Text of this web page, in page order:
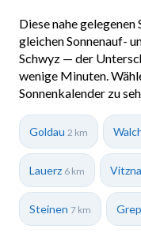
Diese nahe
gleichen Sonnenauf-
Schwyz — der
wenige Minuten.
Sonnenkalender zu
Goldau 2 km
Lauerz 6 km
Steinen 7 km